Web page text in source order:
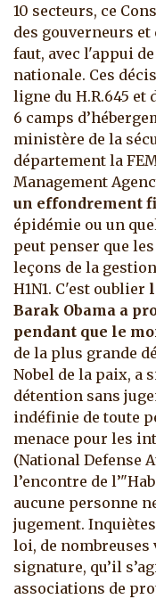
10 secteurs, ce
des gouverneurs
faut, avec l'appui
nationale. Ces
ligne du H.R.645 et
6 camps
ministère de la
département la
Management
un effondrement
épidémie ou un
peut penser que
leçons de la
H1N1. C'est oublier
Barak Obama a
pendant que le
de la plus grande
Nobel de la paix, a
détention sans
indéfinie de toute
menace pour les
(National Defense
l’encontre de
aucune personne
jugement.
loi, de nombreuses
signature, qu’il
associations de